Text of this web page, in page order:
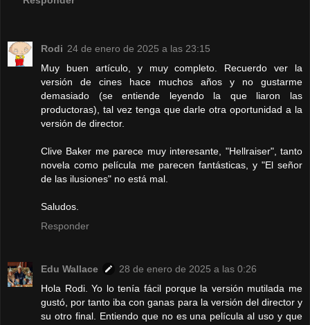
Rodi 24 de enero de 2025 a las 23:15
Muy buen artículo, y muy completo. Recuerdo ver la
versión de cines hace muchos años y no gustarme
demasiado (se entiende leyendo la que liaron las
productoras), tal vez tenga que darle otra oportunidad a la
versión de director.
Clive Baker me parece muy interesante, "Hellraiser", tanto
novela como película me parecen fantásticas, y "El señor
de las ilusiones" no está mal.
Saludos.
Responder
Edu Wallace
28 de enero de 2025 a las 0:26
Hola Rodi. Yo lo tenía fácil porque la versión mutilada me
gustó, por tanto iba con ganas para la versión del director y
su otro final. Entiendo que no es una película al uso y que